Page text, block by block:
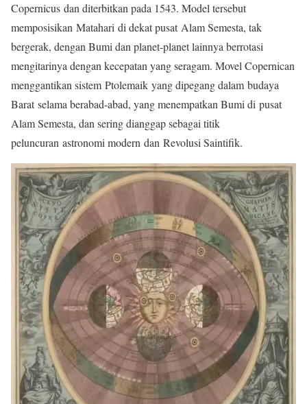
Copernicus dan diterbitkan pada 1543. Model tersebut
memposisikan Matahari di dekat pusat Alam Semesta, tak
bergerak, dengan Bumi dan planet-planet lainnya berrotasi
mengitarinya dengan kecepatan yang seragam. Movel Copernican
menggantikan sistem Ptolemaik yang dipegang dalam budaya
Barat selama berabad-abad, yang menempatkan Bumi di pusat
Alam Semesta, dan sering dianggap sebagai titik
peluncuran astronomi modern dan Revolusi Saintifik.